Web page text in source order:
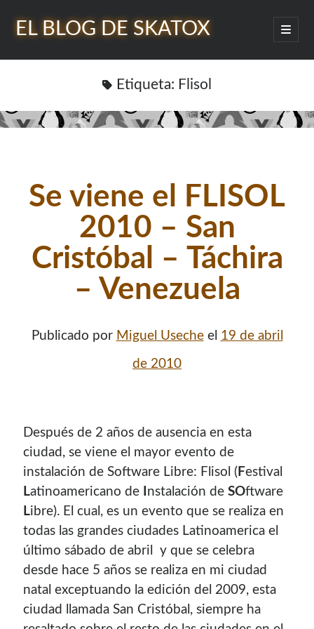
EL BLOG DE SKATOX
abrir
menú
Barra
¡Hola mi nombre es Miguel Useche!
desarrollador web
y en
promuevo tecnologías abiertas, mantengo PKGBUILDS
de Archlinux,plugins de WordPress y me gusta organizar
o dar charlas.
Etiqueta: Flisol
Se viene el FLISOL
2010 – San
Cristóbal – Táchira
– Venezuela
Publicado por Miguel Usecheel 19 de abril
de 2010
Después de 2 años de ausencia en esta
ciudad, se viene el mayor evento de
instalación de Software Libre: Flisol ( Festival
Latinoamericano de nstalación deSOftware
Libre). El cual, es un evento que se realiza en
todas las grandes ciudades Latinoamerica el
último sábado de abril y que se celebra
desde hace 5 años se realiza en mi ciudad
natal exceptuando la edición del 2009, esta
ciudad llamada San Cristóbal, siempre ha